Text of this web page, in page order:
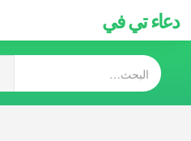
دعاء تي في